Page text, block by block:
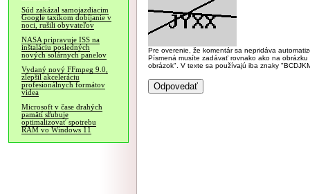
Súd zakázal samojazdiacim
Google taxíkom dobíjanie v
noci, rušili obyvateľov
NASA pripravuje ISS na
inštaláciu posledných
nových solárnych panelov
Vydaný nový FFmpeg 9.0,
zlepšil akceleráciu
profesionálnych formátov
videa
Microsoft v čase drahých
pamätí sľubuje
optimalizovať spotrebu
RAM vo Windows 11
Pre overenie, že komentár sa nepridáva
Písmená musíte zadávať rovnako ako na
obrázok". V texte sa používajú iba znaky